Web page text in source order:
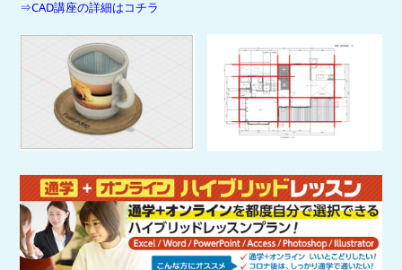
⇒CAD講座の詳細はコチラ